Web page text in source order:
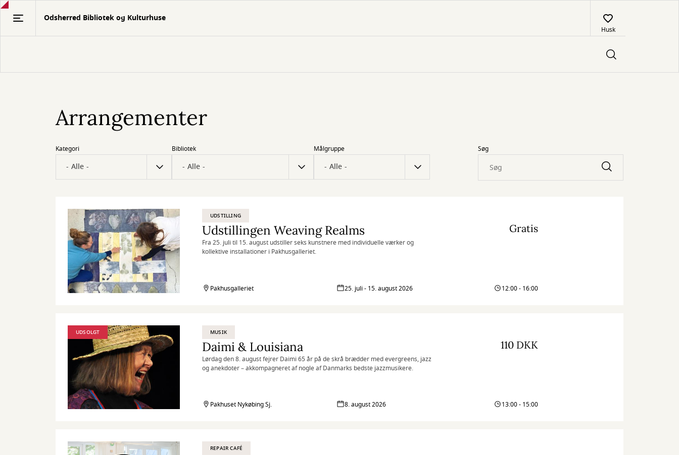
Gå
Odsherred Bibliotek og Kulturhuse
Husk
Arrangementer
Kategori Bibliotek Målgruppe Søg
UDSTILLING
Udstillingen Weaving Realms
Fra 25. juli til 15. august udstiller seks kunstnere med individuelle værker og
kollektive installationer i Pakhusgalleriet.
Gratis
Pakhusgalleriet 25. juli - 15. august 2026 12:00 - 16:00
UDSOLGT MUSIK
Daimi & Louisiana
Lørdag den 8. august fejrer Daimi 65 år på de skrå brædder med evergreens, jazz
og anekdoter – akkompagneret af nogle af Danmarks bedste jazzmusikere.
110 DKK
Pakhuset Nykøbing Sj. 8. august 2026 13:00 - 15:00
REPAIR CAFÉ